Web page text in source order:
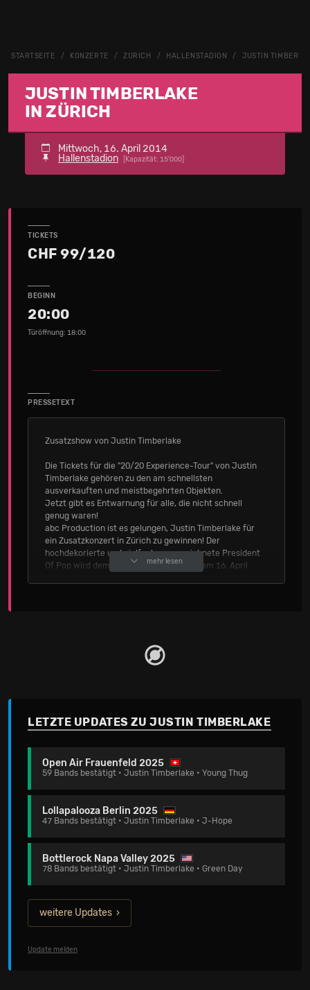
STARTSEITE KONZERTE ZÜRICH HALLENSTADION JUSTIN
JUSTIN TIMBERLAKE
IN ZÜRICH
Mittwoch, 16. April 2014
Hallenstadion
[Kapazität: 15'000]
TICKETS
CHF 99/120
BEGINN
20:00
Türöffnung: 18:00
PRESSETEXT
Zusatzshow von Justin Timberlake
Die Tickets für die "20/20 Experience-Tour" von Justin
Timberlake gehören zu den am schnellsten
ausverkauften und meistbegehrten Objekten.
Jetzt gibt es Entwarnung für alle, die nicht schnell
genug waren!
abc Production ist es gelungen, Justin Timberlake für
ein Zusatzkonzert in Zürich zu gewinnen! Der
hochdekorierte und vielfach ausgezeichnete President
Of Pop wird dem Zürcher Hallenstadion am 16. April
mehr lesen
LETZTE UPDATES ZU JUSTIN TIMBERLAKE
Open Air Frauenfeld 2025
59 Bands bestätigt • Justin Timberlake • Young Thug
Lollapalooza Berlin 2025
47 Bands bestätigt • Justin Timberlake • J-Hope
Bottlerock Napa Valley 2025
78 Bands bestätigt • Justin Timberlake • Green Day
weitere Updates
Update melden